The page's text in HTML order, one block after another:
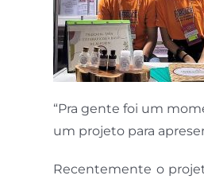
“Pra gente foi um
um projeto para
Recentemente o